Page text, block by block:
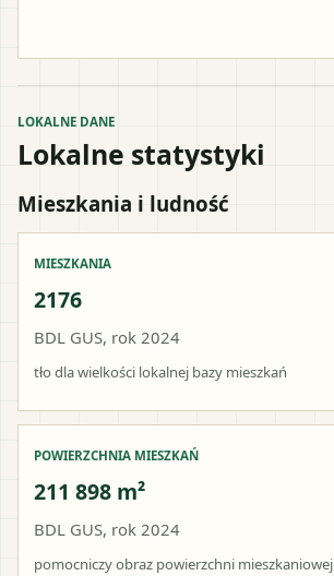
LOKALNE DANE
Lokalne statystyki
Mieszkania i ludność
MIESZKANIA
2176
BDL GUS, rok 2024
tło dla wielkości lokalnej bazy mieszkań
POWIERZCHNIA MIESZKAŃ
211 898 m²
BDL GUS, rok 2024
pomocniczy obraz powierzchni mieszkaniowej